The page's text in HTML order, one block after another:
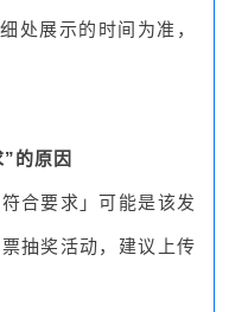
处展示的时间为准，
的原因
合要求」可能是该发
抽奖活动，建议上传